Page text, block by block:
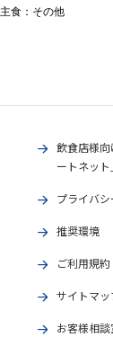
主食：その他
飲食店様
ートネット」
プライバ
推奨環境
ご利用規約
サイトマッ
お客様相談